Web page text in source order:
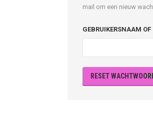
mail om een nieuw
GEBRUIKERSNAAM
RESET